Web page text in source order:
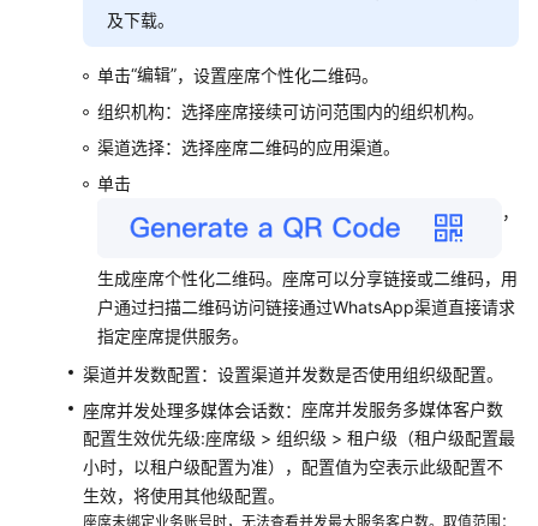
介
绍
查
看
实
务
智
外
呼
任
务
OpenEye
及下载。
单击“编辑”，设置座席个性化二维码。
组织机构：选择座席接续可访问范围内的组织机构。
渠道选择：选择座席二维码的应用渠道。
单击
，
生成座席个性化二维码。座席可以分享链接或二维码，用
户通过扫描二维码访问链接通过WhatsApp渠道直接请求
指定座席提供服务。
渠道并发数配置：设置渠道并发数是否使用组织级配置。
座席并发处理多媒体会话数： 座席并发服务多媒体客户数
配置生效优先级:座席级 > 组织级 > 租户级（租户级配置最
小时，以租户级配置为准），配置值为空表示此级配置不
生效，将使用其他级配置。
座席未绑定业务账号时，无法查看并发最大服务客户数。取值范围：